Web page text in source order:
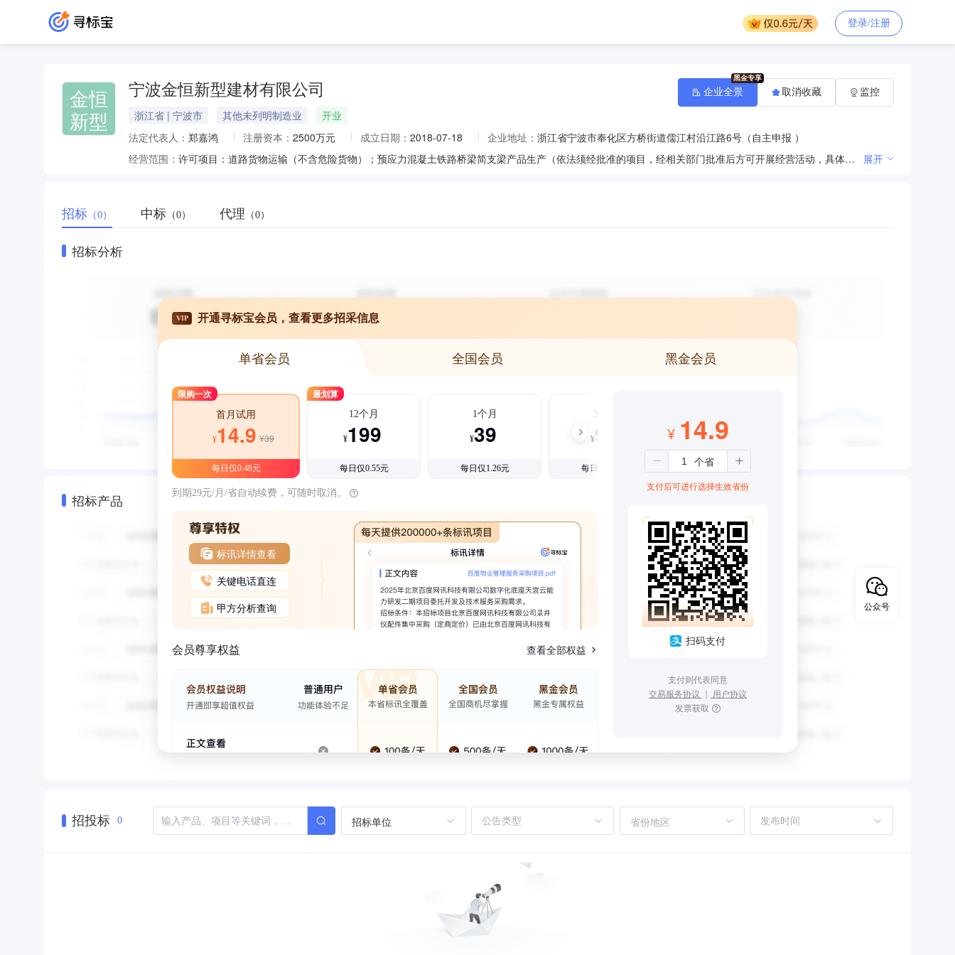
登录/注册
金恒
新型
宁波金恒新型建材有限公司
浙江省 | 宁波市 其他未列明制造业
开业
法定代表人： 郑嘉鸿 注册资本： 2500万元 成立日期： 2018-07-18 企业地址： 浙江省宁波市奉化区方桥街道儒江村沿江路6号（自主申报 ）
经营范围：
许可项目：道路货物运输（不含危险货物）；预应力混凝土铁路桥梁简支梁产品生产（依法须经批准的项目，经相关部门批准后方可开展经营活动，具体经营项目以审批结果为准）。一般项目：水泥制品制造；砼结构构件制造；建筑材料销售；轻质建筑材料销售；模具销售；建筑防水卷材产品销售；水泥制品销售；石棉水泥制品销售；专用化学产品销售（不含危险化学品）；机械设备租赁；建筑用石加工（除依法须经批准的项目外，凭营业执照依法自主开展经营活动）。 展开
企业全景 取消收藏 监控
招标 （0） 中标 （0） 代理 （0）
招标分析
招标产品
VIP 开通寻标宝会员，查看更多招采信息
单省会员 全国会员 黑金会员
限购一次
首月试用
¥14.9 ¥39
每日仅0.48元
最划算
12个月
¥199
每日仅0.55元
1个月
¥39
每日仅1.26元
3个月
¥99
每日仅1.08元
到期29元/月/省自动续费，可随时取消。
标讯详情查看
关键电话直连
甲方分析查询
会员尊享权益 查看全部权益
¥ 14.9
支付后可进行选择生效省份
扫码支付
支付则代表同意
交易服务协议 ｜ 用户协议
发票获取
招投标 0 招标单位 省份地区
公众号